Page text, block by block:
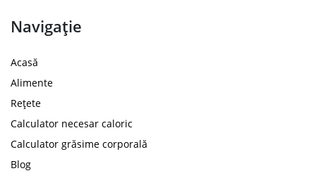
Navigație
Acasă
Alimente
Rețete
Calculator necesar caloric
Calculator grăsime corporală
Blog